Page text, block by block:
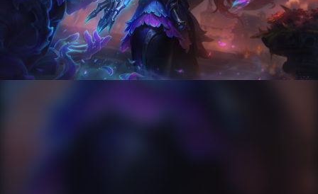
Renata Glasc Sueño de Vida La Ilusión